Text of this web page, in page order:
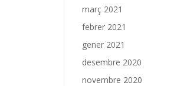
març 2021
febrer 2021
gener 2021
desembre 2020
novembre 2020